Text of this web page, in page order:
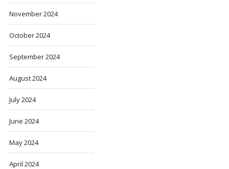
November 2024
October 2024
September 2024
August 2024
July 2024
June 2024
May 2024
April 2024